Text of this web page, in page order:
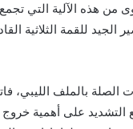
هذه الآلية التي تجمع
للقمة الثلاثية
الصلة بالملف
التشديد على أهمية خروج